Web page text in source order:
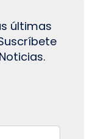
últimas